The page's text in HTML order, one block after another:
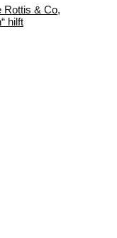
Rottis & Co,
hilft